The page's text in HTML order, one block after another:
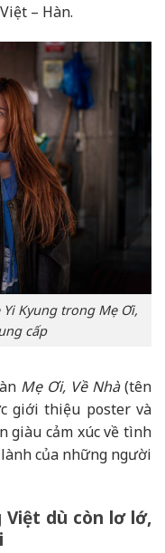
– Hàn.
Kyung trong Mẹ Ơi,
cấp
Mẹ Ơi, Về Nhà(tên
giới thiệu poster và
giàu cảm xúc về tình
của những người
Việt dù còn lơ lớ,